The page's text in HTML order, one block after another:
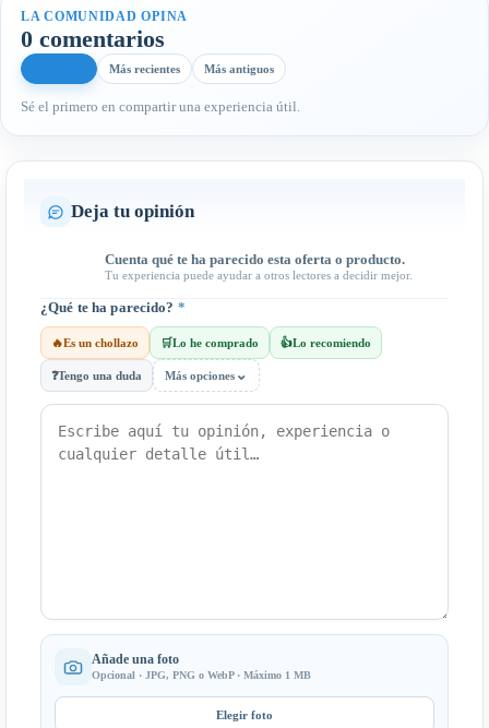
LA COMUNIDAD OPINA
0 comentarios
Más recientes Más antiguos
Sé el primero en compartir una experiencia útil.
Deja tu opinión
Cuenta qué te ha parecido esta oferta o producto.
Tu experiencia puede ayudar a otros lectores a decidir mejor.
¿Qué te ha parecido? *
🔥Es un chollazo 🛒Lo he comprado 👍Lo recomiendo
❓Tengo una duda Más opciones ⌄
Añade una foto
Opcional · JPG, PNG o WebP · Máximo 1 MB
Elegir foto